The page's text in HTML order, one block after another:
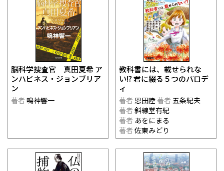
脳科学捜査官 真田夏希 ア
ンハピネス・ジョンブリア
ン
著者 鳴神響一
教科書には、載せられな
い!? 君に綴る５つのパロデ
ィ
著者 恩田陸著者 五条紀夫
著者 斜線堂有紀
著者 あをにまる
著者 佐東みどり